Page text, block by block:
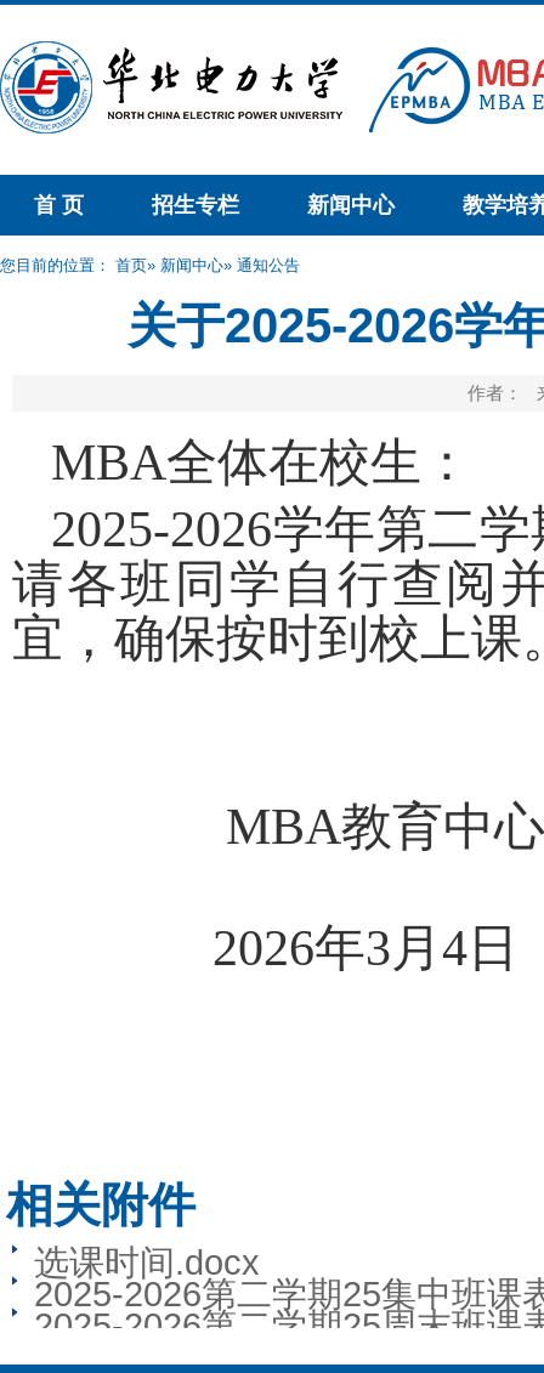
首 页 招生专栏 新闻中心 教学培
您目前的位置： 首页» 新闻中心» 通知公告
关于2025-2026学
作者：
MBA全体在校生：
2025-2026学年第二
请各班同学自行查阅
宜，确保按时到校上课
MBA教育中心
2026年3月4日
相关附件
选课时间.docx
2025-2026第二学期25集中班课
2025-2026第二学期25周末班课